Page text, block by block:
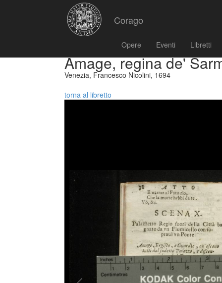
Corago
Opere Eventi Libretti
Amage, regina de'
Venezia, Francesco Nicolini, 1694
torna al libretto